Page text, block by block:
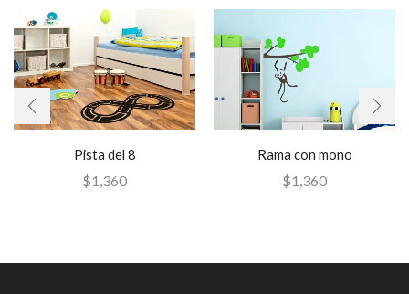
Pista del 8
$1,360
Rama con mono
$1,360